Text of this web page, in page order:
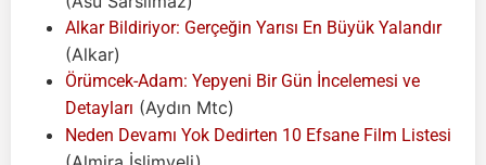
Alkar Bildiriyor: Gerçeğin Yarısı En Büyük Yalandır
(Alkar)
Örümcek-Adam: Yepyeni Bir Gün İncelemesi ve
Detayları (Aydın Mtc)
Neden Devamı Yok Dedirten 10 Efsane Film Listesi